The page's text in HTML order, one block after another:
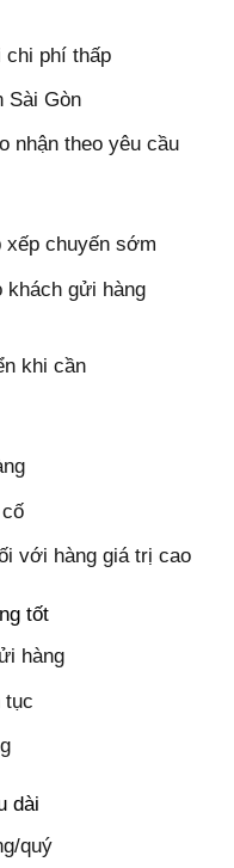
chi phí thấp
Sài Gòn
nhận theo yêu cầu
xếp chuyến sớm
khách gửi hàng
khi cần
với hàng giá trị cao
tốt
hàng
tục
dài
quý